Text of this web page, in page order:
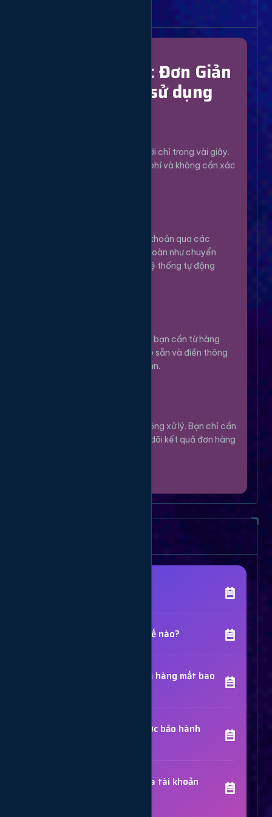
Chỉ Với 4 Bước Đơn Giản
để bắt đầu sử dụng
Tạo tài khoản mới chỉ trong vài giây.
Hoàn toàn miễn phí và không cần xác
Nạp tiền vào tài khoản qua các
phương thức an toàn như chuyển
khoản, Momo... Hệ thống tự động
Lựa chọn dịch vụ bạn cần từ hàng
ngàn tùy chọn có sẵn và điền thông
tin theo hướng dẫn.
Hệ thống sẽ tự động xử lý. Bạn chỉ cần
thư giãn và theo dõi kết quả đơn hàng
Chất lượng dịch vụ như thế nào?
Thời gian hoàn thành đơn hàng mất bao
Các dịch vụ đã mua có được bảo hành
Sử dụng dịch vụ có bị khóa tài khoản